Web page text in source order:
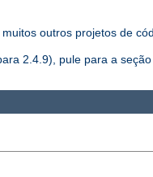
outros projetos de
2.4.9), pule para a